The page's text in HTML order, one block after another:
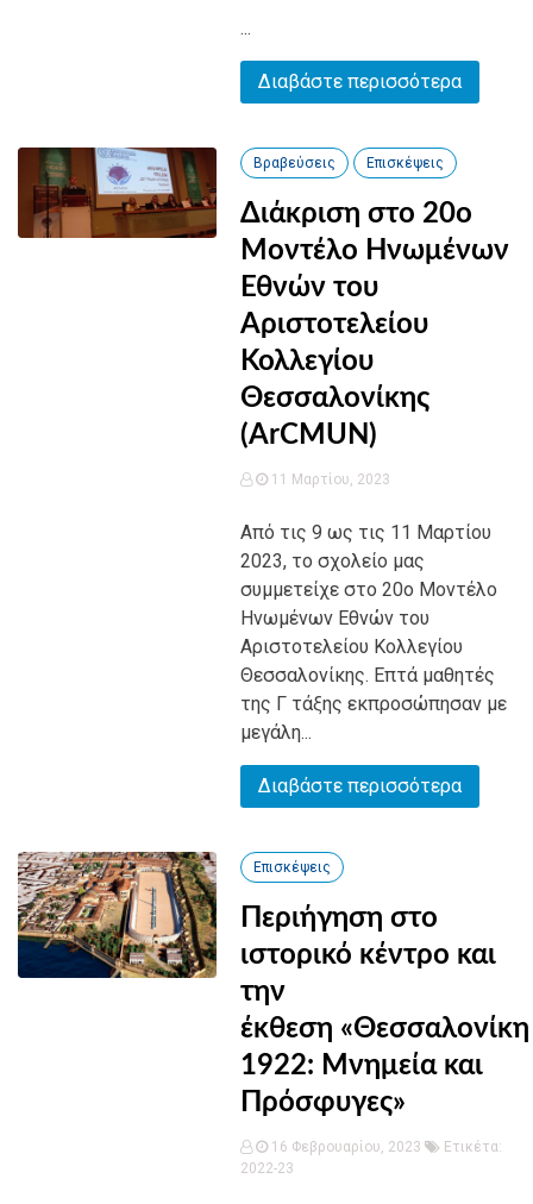
...
Διαβάστε περισσότερα
Βραβεύσεις Επισκέψεις
Διάκριση στο 20ο
Μοντέλο Ηνωμένων
Εθνών του
Αριστοτελείου
Κολλεγίου
Θεσσαλονίκης
(ArCMUN)
11 Μαρτίου, 2023
Από τις 9 ως τις 11 Μαρτίου
2023, το σχολείο μας
συμμετείχε στο 20ο Μοντέλο
Ηνωμένων Εθνών του
Αριστοτελείου Κολλεγίου
Θεσσαλονίκης. Επτά μαθητές
της Γ τάξης εκπροσώπησαν με
μεγάλη...
Διαβάστε περισσότερα
Επισκέψεις
Περιήγηση στο
ιστορικό κέντρο και
την
έκθεση «Θεσσαλονίκη
1922: Μνημεία και
Πρόσφυγες»
16 Φεβρουαρίου, 2023
Ετικέτα:
2022-23